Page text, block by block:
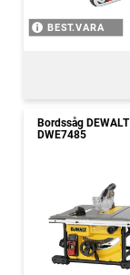
BEST.VARA
Bordssåg DEWALT
DWE7485